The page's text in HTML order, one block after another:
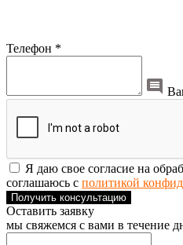
Телефон *
Я даю свое согласие на
соглашаюсь с политикой
Получить консультацию
Оставить заявку
мы свяжемся с вами в течение